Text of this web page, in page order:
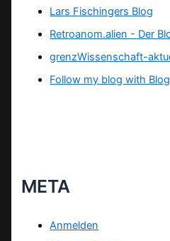
Lars Fischingers Blog
Retroanom.alien - Der
grenzWissenschaft-
Follow my blog with
META
Anmelden